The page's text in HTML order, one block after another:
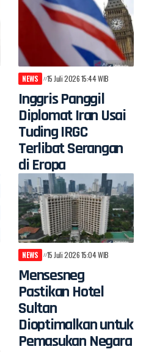
NEWS 15 Juli 2026 15:44 WIB
Inggris Panggil
Diplomat Iran Usai
Tuding IRGC
Terlibat Serangan
di Eropa
NEWS 15 Juli 2026 15:04 WIB
Mensesneg
Pastikan Hotel
Sultan
Dioptimalkan untuk
Pemasukan Negara